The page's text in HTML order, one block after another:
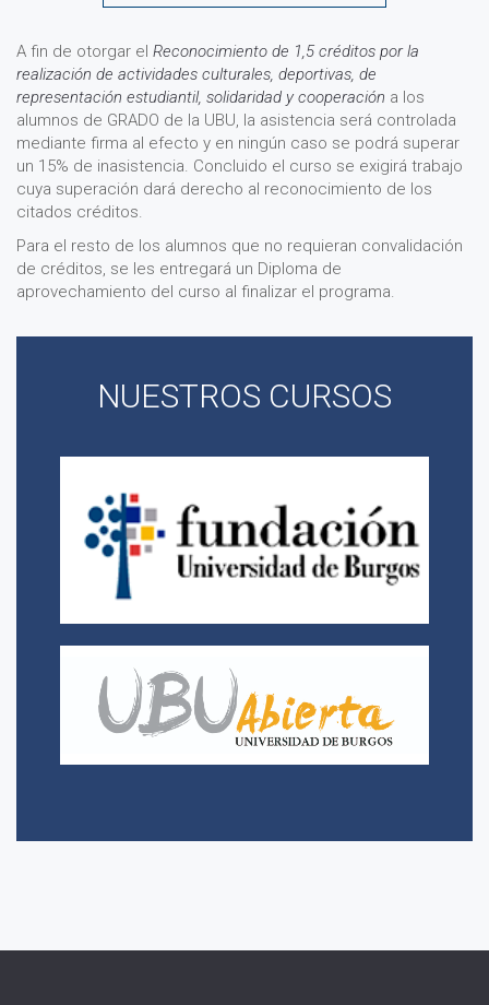
A fin de otorgar el Reconocimiento de 1,5 créditos por la
realización de actividades culturales, deportivas, de
representación estudiantil, solidaridad y cooperación a los
alumnos de GRADO de la UBU, la asistencia será controlada
mediante firma al efecto y en ningún caso se podrá superar
un 15% de inasistencia. Concluido el curso se exigirá trabajo
cuya superación dará derecho al reconocimiento de los
citados créditos.
Para el resto de los alumnos que no requieran convalidación
de créditos, se les entregará un Diploma de
aprovechamiento del curso al finalizar el programa.
NUESTROS CURSOS